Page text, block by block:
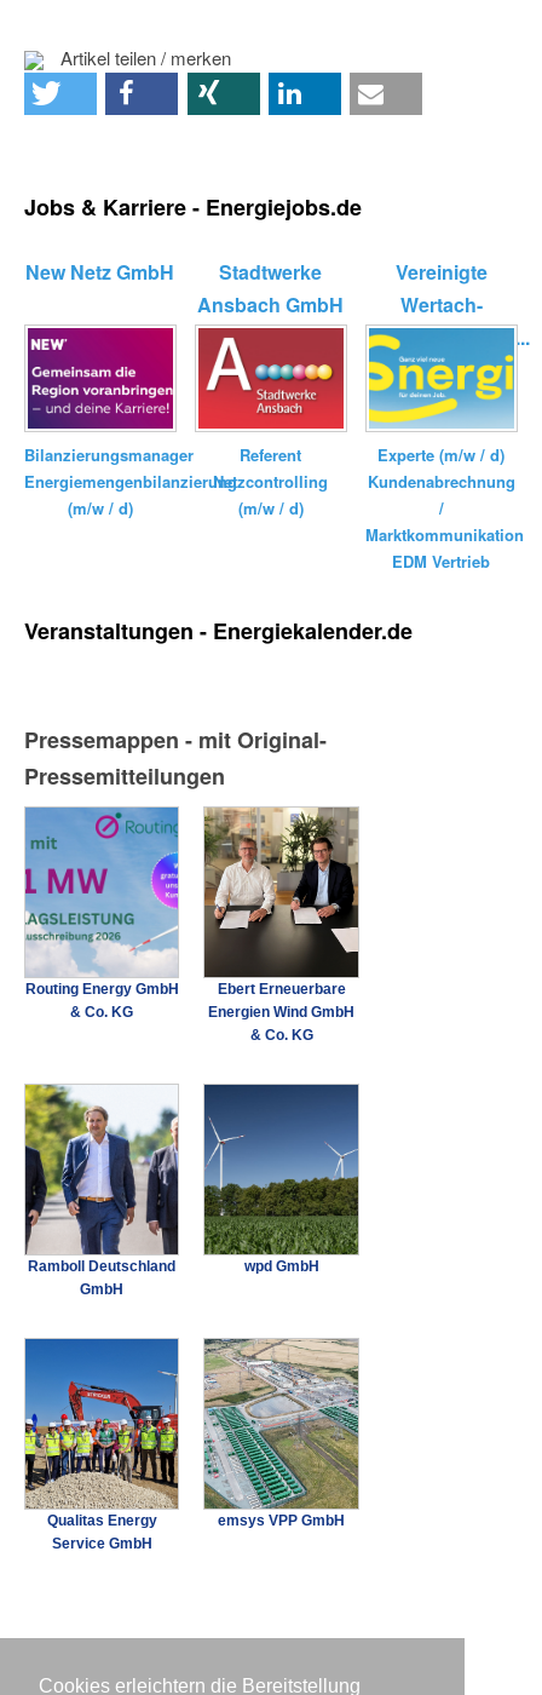
Cookies erleichtern die Bereitstellung
Artikel teilen / merken
Jobs & Karriere - Energiejobs.de
New Netz GmbH
Bilanzierungsmanager
Energiemengenbilanzierung
(m/w / d)
Stadtwerke
Ansbach GmbH
Referent
Netzcontrolling
(m/w / d)
Vereinigte
Wertach-
Elektrizitätswerk...
Experte (m/w / d)
Kundenabrechnung
/
Marktkommunikation
EDM Vertrieb
Veranstaltungen - Energiekalender.de
Pressemappen - mit Original-
Pressemitteilungen
Routing Energy GmbH
& Co. KG
Ebert Erneuerbare
Energien Wind GmbH
& Co. KG
Ramboll Deutschland
GmbH
wpd GmbH
Qualitas Energy
Service GmbH
emsys VPP GmbH